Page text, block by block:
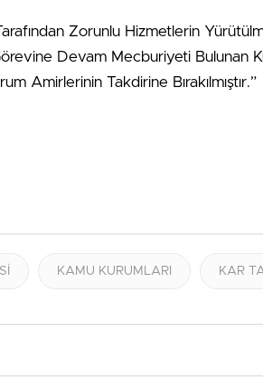
Zorunlu Hizmetlerin
Devam Mecburiyeti Bulunan
Amirlerinin Takdirine Bırakılmıştır.”
KAMU KURUMLARI KAR